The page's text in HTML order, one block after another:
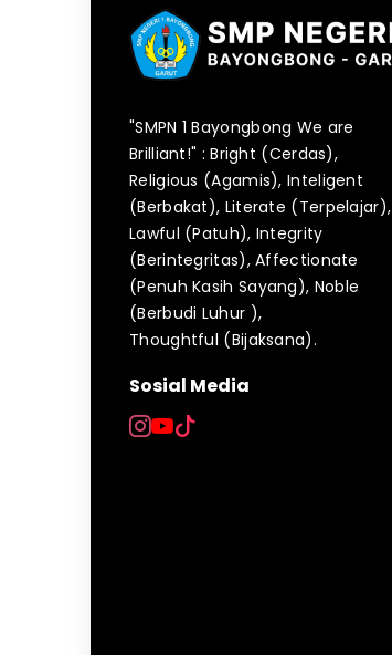
"SMPN 1 Bayongbong We are
Brilliant!" : Bright (Cerdas),
Religious (Agamis), Inteligent
(Berbakat), Literate (Terpelajar),
Lawful (Patuh), Integrity
(Berintegritas), Affectionate
(Penuh Kasih Sayang), Noble
(Berbudi Luhur ),
Thoughtful (Bijaksana).
Sosial Media